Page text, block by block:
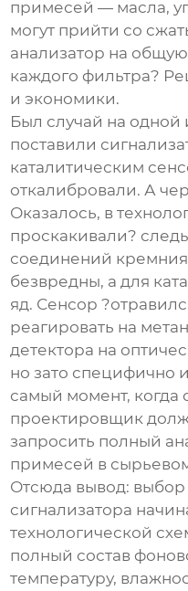
примесей — масла,
могут прийти со
анализатор на
каждого фильтра?
и экономики.
Был случай на одной
поставили
каталитическим
откалибровали. А
Оказалось, в
проскакивали?
соединений
безвредны, а для
яд. Сенсор
реагировать на
детектора на
но зато специфично
самый момент, когда
проектировщик
запросить полный
примесей в
Отсюда вывод: выбор
сигнализатора
технологической
полный состав
температуру,